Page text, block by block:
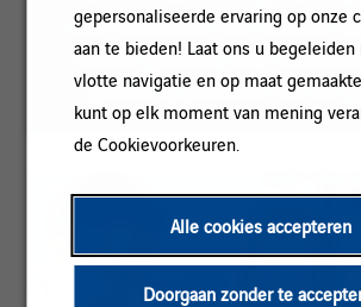
gepersonaliseerde ervaring op onze
aan te bieden! Laat ons u
vlotte navigatie en op maat
kunt op elk moment van mening
de Cookievoorkeuren.
Alle cookies accepteren
Doorgaan zonder te
meervoudsvorm voor mannen op
worden gebruikt; onze vacatures
gericht op personen van alle